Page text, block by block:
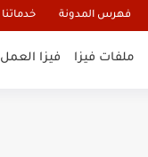
فهرس المدونة خدماتنا
ملفات فيزا فيزا العمل